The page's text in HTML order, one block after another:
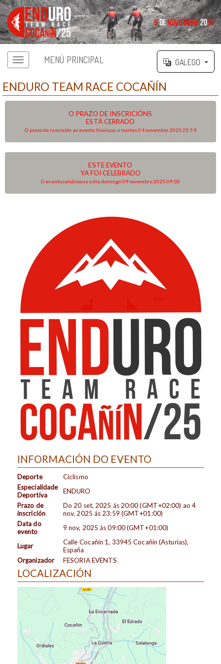
MENÚ PRINCIPAL GALEGO
ENDURO TEAM RACE COCAÑÍN
O PRAZO DE INSCRICIÓNS
ESTÁ CERRADO
O prazo de inscrición ao evento finalizou o martes 04 novembro 2025 23:59
ESTE EVENTO
YA FOI CELEBRADO
O evento celebrouse o día domingo 09 novembro 2025 09:00
INFORMACIÓN DO EVENTO
Deporte
Ciclismo
Especialidade
Deportiva
ENDURO
Prazo de
inscrición
Do 20 set, 2025 ás 20:00 (GMT+02:00) ao 4
nov, 2025 ás 23:59 (GMT+01:00)
Data do
evento
9 nov, 2025 ás09:00 (GMT+01:00)
Lugar
Calle Cocañin 1, 33945 Cocañín (Asturias),
España
Organizador
FESORIA EVENTS
LOCALIZACIÓN